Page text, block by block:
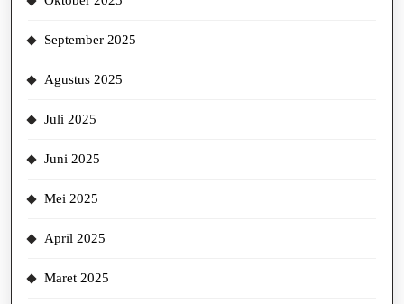
September 2025
Agustus 2025
Juli 2025
Juni 2025
Mei 2025
April 2025
Maret 2025